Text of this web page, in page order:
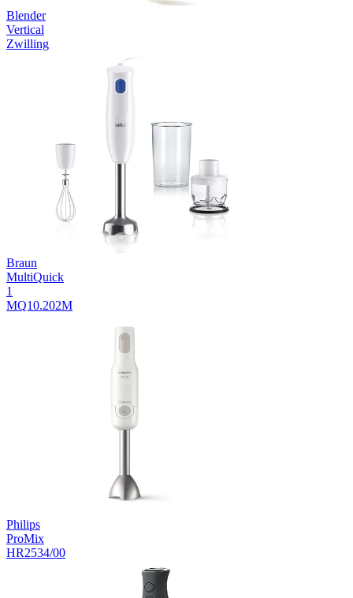
Blender
Vertical
Zwilling
Braun
MultiQuick
1
MQ10.202M
Philips
ProMix
HR2534/00